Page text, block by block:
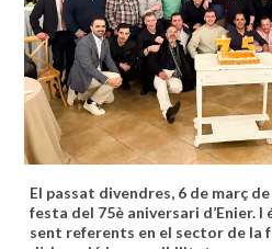
El passat divendres, 6 de març
festa del 75è aniversari d’Enier. I
sent referents en el sector de la